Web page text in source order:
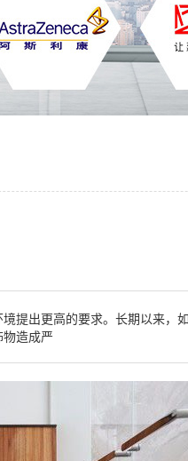
提出更高的要求。长期以来，
造成严